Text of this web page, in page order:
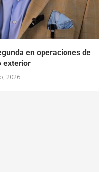
en operaciones de
exterior
2026